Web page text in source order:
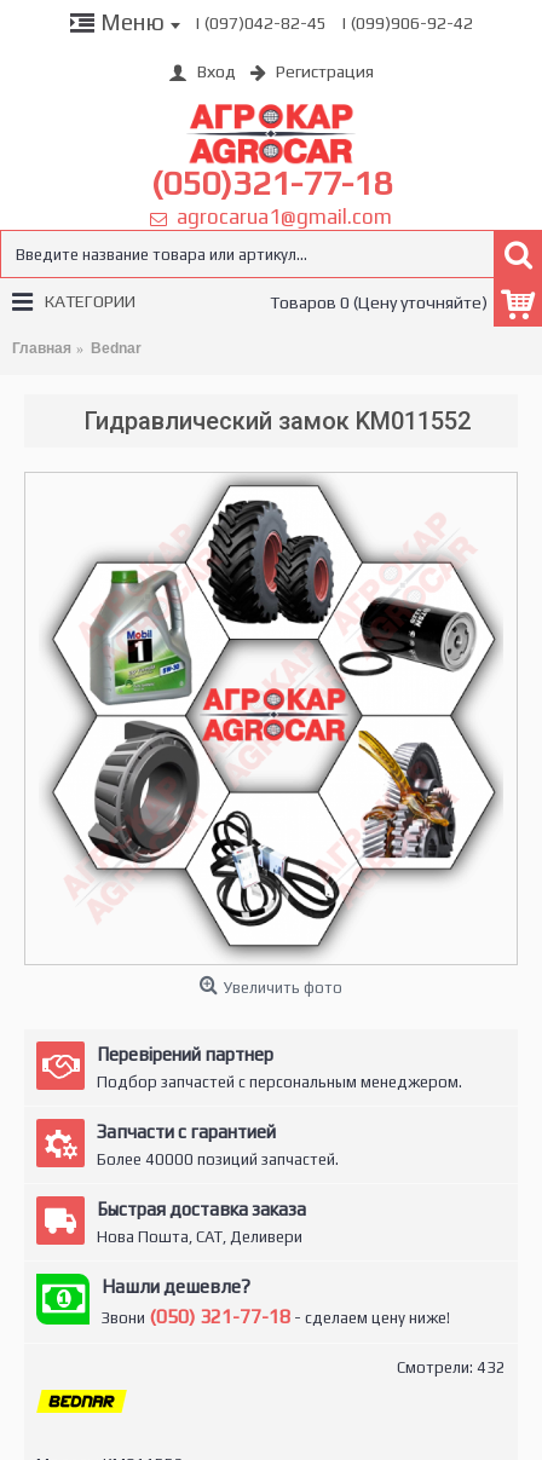
Меню | (097)042-82-45 | (099)906-92-42
Вход Регистрация
(050)321-77-18
agrocarua1@gmail.com
Товаров 0 (Цену уточняйте)
КАТЕГОРИИ
Главная Bednar
Гидравлический замок KM011552
Увеличить фото
Перевірений партнер
Подбор запчастей с персональным менеджером.
Запчасти с гарантией
Более 40000 позиций запчастей.
Быстрая доставка заказа
Нова Пошта, САТ, Деливери
Нашли дешевле?
Звони (050) 321-77-18 - сделаем цену ниже!
Смотрели: 432